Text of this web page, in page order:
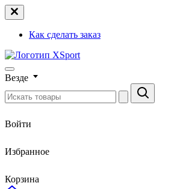
Как сделать заказ
Везде
Войти
Избранное
Корзина